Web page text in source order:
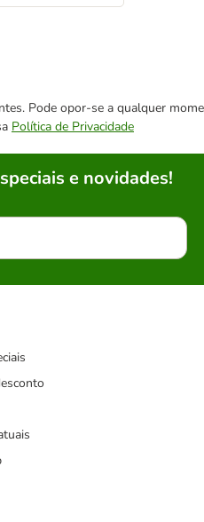
Pode opor-se a qualquer
Política de Privacidade
e novidades!